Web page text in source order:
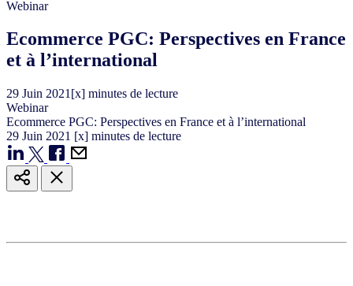
Webinar
Ecommerce PGC: Perspectives en France
et à l’international
29 Juin 2021 [x] minutes de lecture
Webinar
Ecommerce PGC: Perspectives en France et à l’international
29 Juin 2021 [x] minutes de lecture